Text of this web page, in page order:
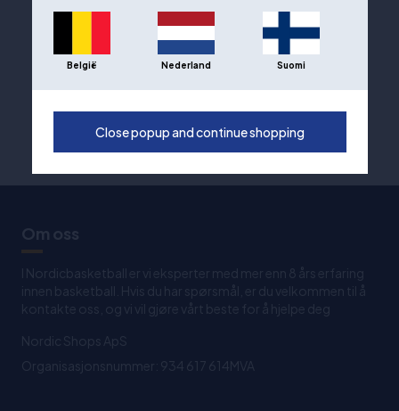
Om oss
I Nordicbasketball er vi eksperter med mer enn 8 års erfaring
innen basketball. Hvis du har spørsmål, er du velkommen til å
kontakte oss, og vi vil gjøre vårt beste for å hjelpe deg
Nordic Shops ApS
Organisasjonsnummer: 934 617 614MVA
België Nederland Suomi
Close popup and continue shopping